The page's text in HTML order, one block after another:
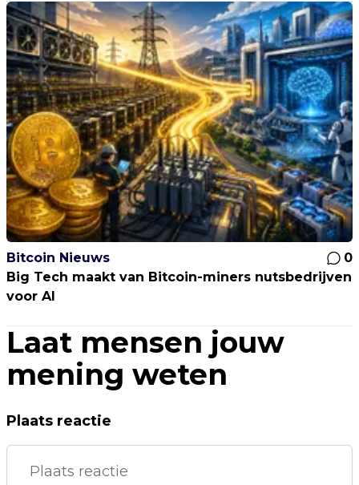
Bitcoin Nieuws
0
Big Tech maakt van Bitcoin-miners nutsbedrijven
voor AI
Laat mensen jouw
mening weten
Plaats reactie